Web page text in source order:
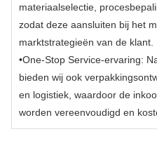
materiaalselectie,
zodat deze aansluiten bij het
marktstrategieën van de klant.
•One-Stop Service-ervaring:
bieden wij ook
en logistiek, waardoor de
worden vereenvoudigd en